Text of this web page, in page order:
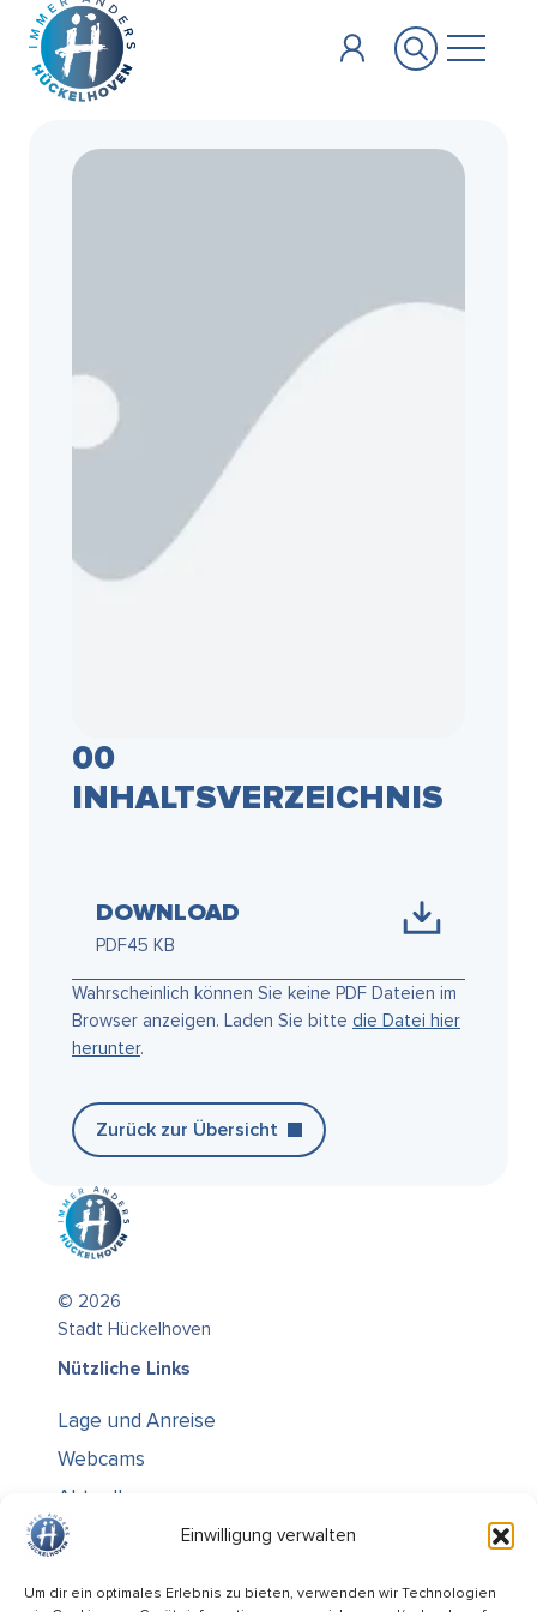
Einwilligung verwalten
Um dir ein optimales Erlebnis zu bieten, verwenden wir Technologien
Zum Hauptinhalt springen
00
INHALTSVERZEICHNIS
DOWNLOAD
PDF45 KB
Wahrscheinlich können Sie keine PDF Dateien im
Browser anzeigen. Laden Sie bitte die Datei hier
herunter.
Zurück zur Übersicht
© 2026
Stadt Hückelhoven
Nützliche Links
Lage und Anreise
Webcams
Aktuelles
Über uns
Kontakt / Öffnungszeiten